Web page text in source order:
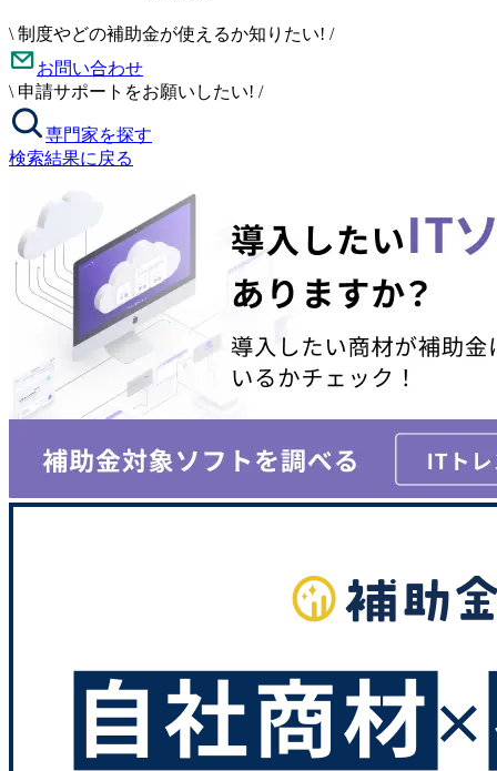
\ 制度やどの補助金が使えるか知りたい! /
お問い合わせ
\ 申請サポートをお願いしたい! /
専門家を探す
検索結果に戻る